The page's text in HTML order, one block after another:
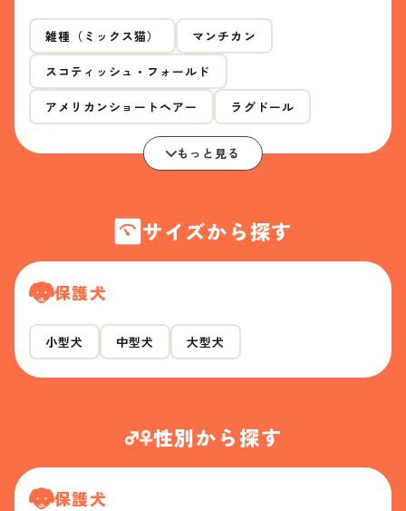
雑種（ミックス猫） マンチカン
スコティッシュ・フォールド
アメリカンショートヘアー ラグドール
もっと見る
サイズから探す
保護犬
小型犬 中型犬 大型犬
性別から探す
保護犬